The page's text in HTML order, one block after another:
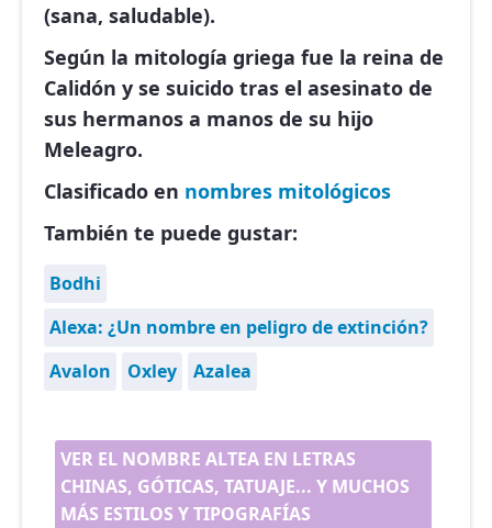
(sana, saludable).​
Según la mitología griega fue la reina de
Calidón y se suicido tras el asesinato de
sus hermanos a manos de su hijo
Meleagro.
Clasificado en nombres mitológicos
También te puede gustar:
Bodhi
Alexa: ¿Un nombre en peligro de extinción?
Avalon
Oxley Azalea
VER EL NOMBRE ALTEA EN LETRAS
CHINAS, GÓTICAS, TATUAJE... Y MUCHOS
MÁS ESTILOS Y TIPOGRAFÍAS